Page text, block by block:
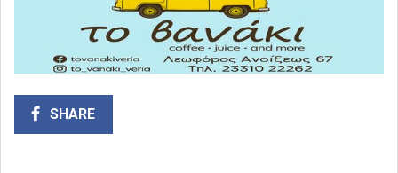
SHARE